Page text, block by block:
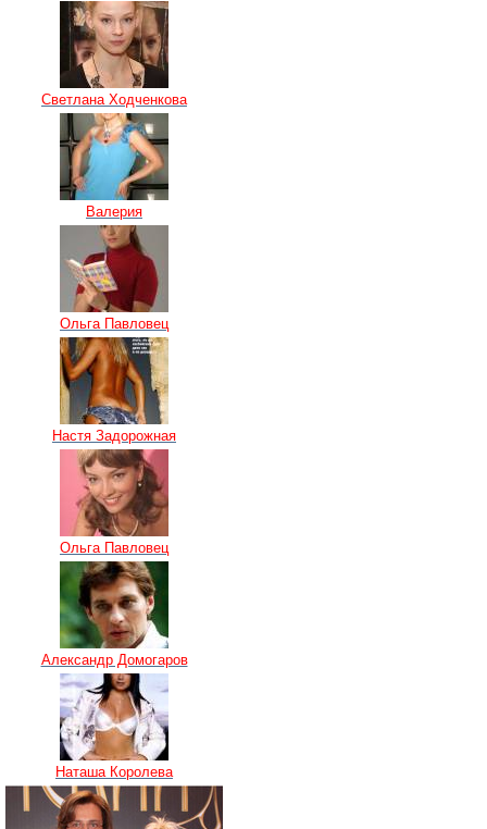
Светлана Ходченкова
Валерия
Ольга Павловец
Настя Задорожная
Ольга Павловец
Александр Домогаров
Наташа Королева